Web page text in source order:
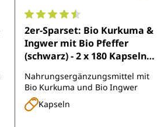
4.7 von 5 Sternen
Durchschnittliche Bewertung
2er-Sparset: Bio Kurkuma &
Ingwer mit Bio Pfeffer
(schwarz) - 2 x 180 Kapseln -
Nahrungsergänzungsmittel mit
Bio Kurkuma und Bio Ingwer
Kapseln